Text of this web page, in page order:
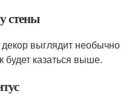
стены
выглядит необычно
будет казаться выше.